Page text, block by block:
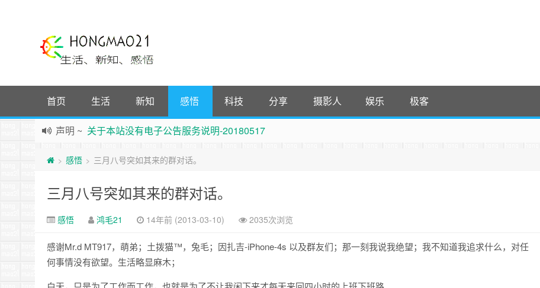
首页 生活 新知 感悟 科技 分享 摄影人 娱乐 极客
声明 ~ 关于本站没有电子公告服务说明-20180517
如果您觉得本站非常有看点，那么赶紧使用Ctrl+D 收藏吧
Hi，本站更换全新主题，欢迎访问，新主题来自云落的GIt，感谢。 -0907
鸿毛21-生活、新知、感悟 hongmao21.com
新的启程~时钟 鸿毛站引导页
> 感悟 > 三月八号突如其来的群对话。
三月八号突如其来的群对话。
感悟 鸿毛21 14年前 (2013-03-10) 2035次浏览
感谢Mr.d MT917，萌弟；土拨猫™，兔毛；因扎吉-iPhone-4s 以及群友们；那一刻我说我绝望；我不知道我追求什么，对任
何事情没有欲望。生活略显麻木；